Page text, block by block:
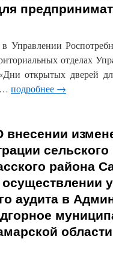
отделах
открытых дверей
… подробнее →
внесении
сельского
района
аудита в